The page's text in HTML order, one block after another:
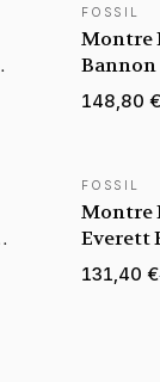
FOSSIL
Montre
Bannon
bleu
148,80 €
FOSSIL
Montre
Everett
gris
131,40 €